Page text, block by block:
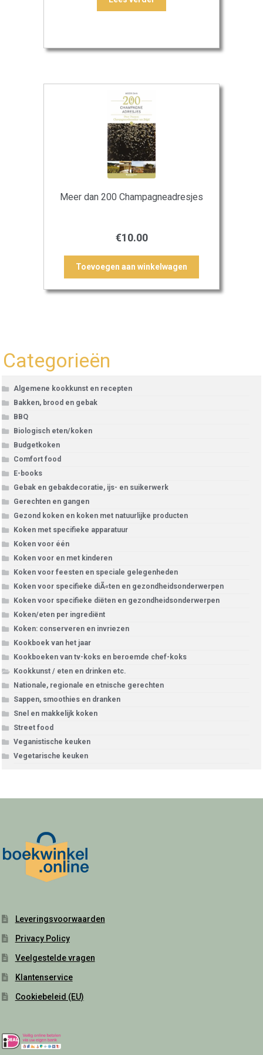
Meer dan 200 Champagneadresjes
€10.00
Toevoegen aan winkelwagen
Categorieën
Algemene kookkunst en recepten
Bakken, brood en gebak
BBQ
Biologisch eten/koken
Budgetkoken
Comfort food
E-books
Gebak en gebakdecoratie, ijs- en suikerwerk
Gerechten en gangen
Gezond koken en koken met natuurlijke producten
Koken met specifieke apparatuur
Koken voor één
Koken voor en met kinderen
Koken voor feesten en speciale gelegenheden
Koken voor specifieke diÃ«ten en gezondheidsonderwerpen
Koken voor specifieke diëten en gezondheidsonderwerpen
Koken/eten per ingrediënt
Koken: conserveren en invriezen
Kookboek van het jaar
Kookboeken van tv-koks en beroemde chef-koks
Kookkunst / eten en drinken etc.
Nationale, regionale en etnische gerechten
Sappen, smoothies en dranken
Snel en makkelijk koken
Street food
Veganistische keuken
Vegetarische keuken
Leveringsvoorwaarden
Privacy Policy
Veelgestelde vragen
Klantenservice
Cookiebeleid (EU)